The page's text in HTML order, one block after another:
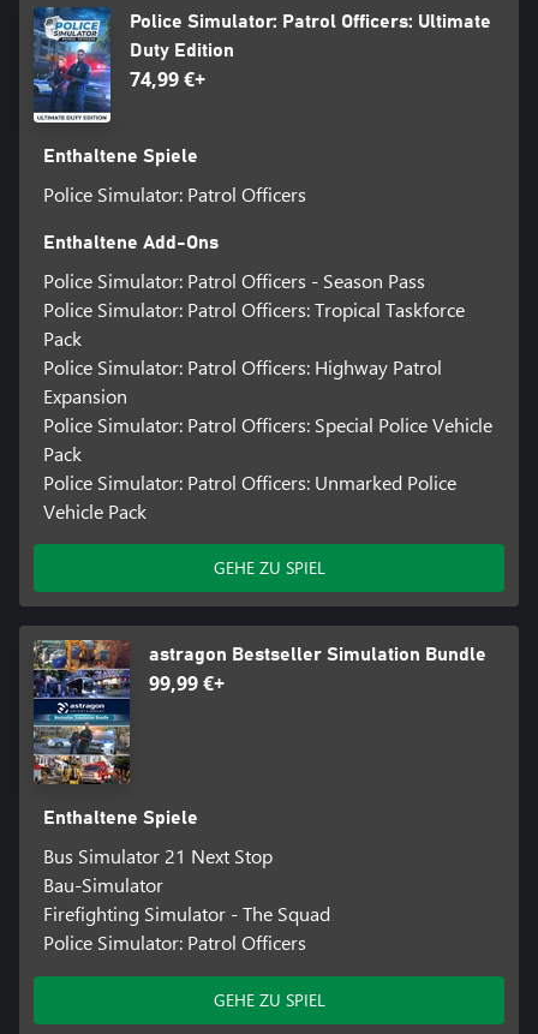
Police Simulator: Patrol Officers: Ultimate
Duty Edition
74,99 €+
Enthaltene Spiele
Police Simulator: Patrol Officers
Enthaltene Add-Ons
Police Simulator: Patrol Officers - Season Pass
Police Simulator: Patrol Officers: Tropical Taskforce
Pack
Police Simulator: Patrol Officers: Highway Patrol
Expansion
Police Simulator: Patrol Officers: Special Police Vehicle
Pack
Police Simulator: Patrol Officers: Unmarked Police
Vehicle Pack
GEHE ZU SPIEL
astragon Bestseller Simulation Bundle
99,99 €+
Enthaltene Spiele
Bus Simulator 21 Next Stop
Bau-Simulator
Firefighting Simulator - The Squad
Police Simulator: Patrol Officers
GEHE ZU SPIEL